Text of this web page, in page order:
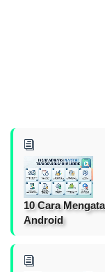
10 Cara
Android